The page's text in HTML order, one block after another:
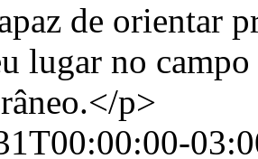
de orientar
lugar no
p>